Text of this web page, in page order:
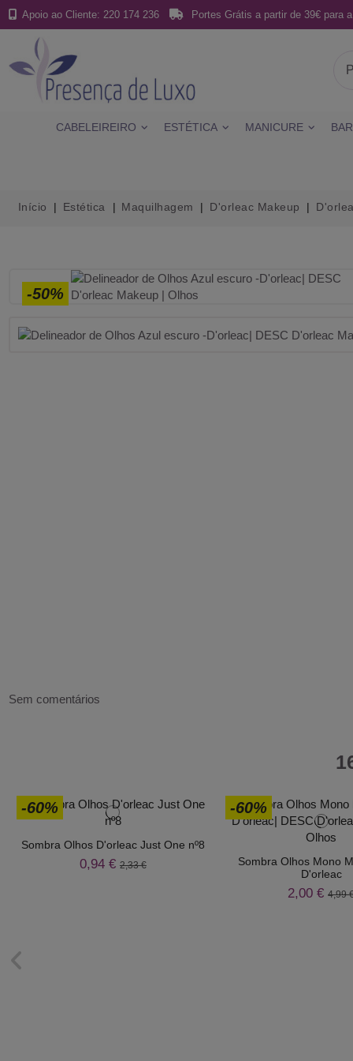
Apoio ao Cliente: 220 174 236 Portes Grátis a partir de 39€ para
CABELEIREIRO ESTÉTICA MANICURE
Início Estética Maquilhagem D'orleac Makeup
-50%
Sem comentários
-60%
Sombra Olhos D'orleac Just One nº8
0,94 € 2,33 €
-60%
Sombra Olhos Mono
D'orleac
2,00 €4,99